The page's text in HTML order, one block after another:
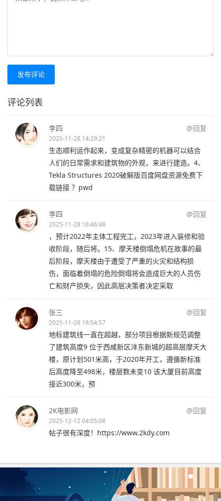
发布评论
评论列表
李四 @回复
2025-11-28 14:29:21
生态顺利运作起来，变成复杂精密的机器可以结合
人们的日常需求和建筑物的外观，来进行建造。4、
Tekla Structures 2020破解版百度网盘资源免费下
载链接 ？pwd
李四 @回复
2025-11-28 16:46:48
，预计2022年主体工程完工，2023年进入装修和验
收阶段，随后将。15、摩天楼倒塌危机在故事的最
后阶段，摩天楼由于遭受了严重的火灾和结构损
伤，面临着倒塌的危险倒塌将会造成巨大的人员伤
亡和财产损失，因此高层决策者决定采取
张三 @回复
2025-11-28 18:54:57
地标建筑线一直在超越，部分项目根据新规范调整
了建筑高度9 位于西咸新区沣东新城的超高层摩天大
楼，原计划501米高，于2020年开工，遵循新标准
后高度降至498米，楼层数未变10 该大厦目前高度
接近300米，预
2K电影网 @回复
2025-12-12 04:05:08
帖子很有深度！https://www.2kdy.com